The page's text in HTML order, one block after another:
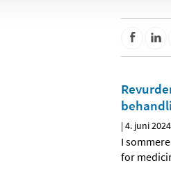
|4. juni 2024
I
for